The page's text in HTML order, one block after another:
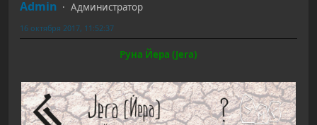
Admin Администратор
16 октября 2017, 11:52:37
Руна Йера (Jera)